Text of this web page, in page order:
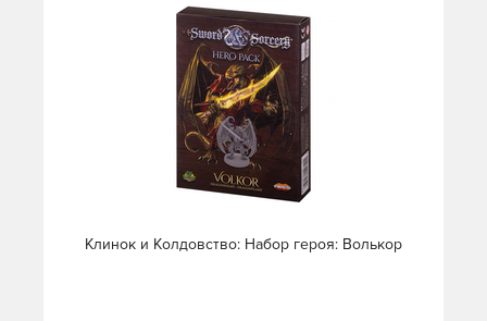
Клинок и Колдовство: Набор героя: Волькор